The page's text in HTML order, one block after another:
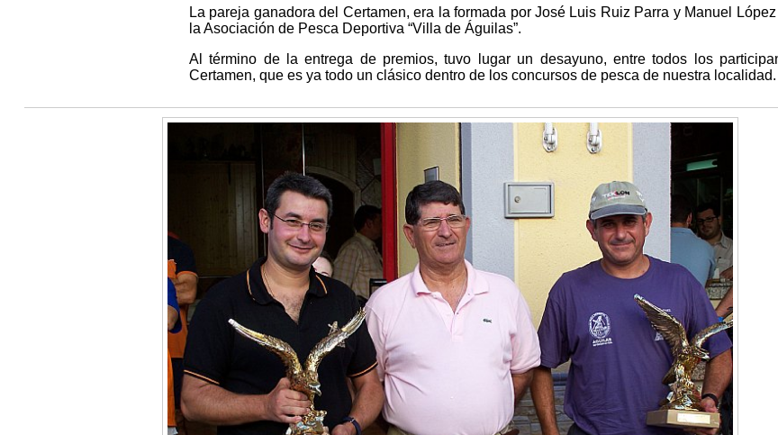
La pareja ganadora del Certamen, era la formada por José Luis Ruiz Parra y Manuel
la Asociación de Pesca Deportiva “Villa de Águilas”.
Al término de la entrega de premios, tuvo lugar un desayuno, entre todos los
Certamen, que es ya todo un clásico dentro de los concursos de pesca de nuestra localidad.